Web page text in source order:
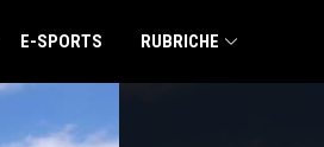
E-SPORTS RUBRICHE